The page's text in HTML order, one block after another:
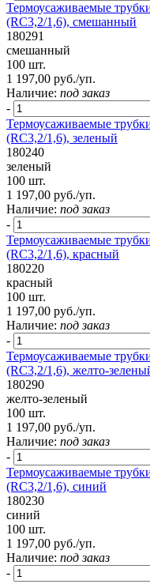
Термоусаживаемые
(RC3,2/1,6), смешанный
180291
смешанный
100 шт.
1 197,00 руб./уп.
Наличие: под заказ
-
Термоусаживаемые
(RC3,2/1,6), зеленый
180240
зеленый
100 шт.
1 197,00 руб./уп.
Наличие: под заказ
-
Термоусаживаемые
(RC3,2/1,6), красный
180220
красный
100 шт.
1 197,00 руб./уп.
Наличие: под заказ
-
Термоусаживаемые
(RC3,2/1,6), желто-
180290
желто-зеленый
100 шт.
1 197,00 руб./уп.
Наличие: под заказ
-
Термоусаживаемые
(RC3,2/1,6), синий
180230
синий
100 шт.
1 197,00 руб./уп.
Наличие: под заказ
-